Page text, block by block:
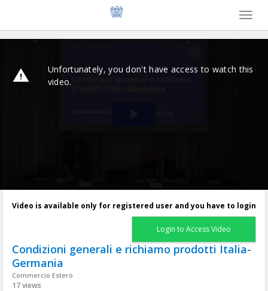
Toggle
Video is available only for registered user and you have to login
Login to Access Video
Condizioni generali e richiamo prodotti Italia-
Germania
Commercio Estero
17 views